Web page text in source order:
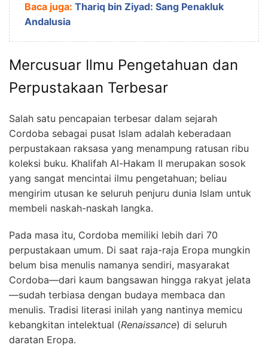
Baca juga: Thariq bin Ziyad: Sang Penakluk
Andalusia
Mercusuar Ilmu Pengetahuan dan
Perpustakaan Terbesar
Salah satu pencapaian terbesar dalam sejarah
Cordoba sebagai pusat Islam adalah keberadaan
perpustakaan raksasa yang menampung ratusan ribu
koleksi buku. Khalifah Al-Hakam II merupakan sosok
yang sangat mencintai ilmu pengetahuan; beliau
mengirim utusan ke seluruh penjuru dunia Islam untuk
membeli naskah-naskah langka.
Pada masa itu, Cordoba memiliki lebih dari 70
perpustakaan umum. Di saat raja-raja Eropa mungkin
belum bisa menulis namanya sendiri, masyarakat
Cordoba—dari kaum bangsawan hingga rakyat jelata
—sudah terbiasa dengan budaya membaca dan
menulis. Tradisi literasi inilah yang nantinya memicu
kebangkitan intelektual (Renaissance) di seluruh
daratan Eropa.